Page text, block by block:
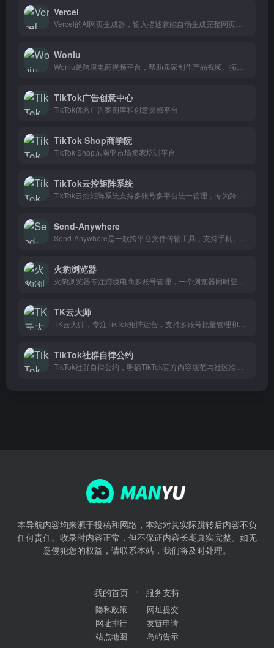
Vercel
Woniu
TikTok广告创意中心
TikTok优秀广告案例库和创意灵感平台
TikTok Shop商学院
TikTok Shop东南亚市场卖家培训平台
TikTok云控矩阵系统
Send-Anywhere
火豹浏览器
TK云大师
TikTok社群自律公约
本导航内容均来源于投稿和网络，本站对其实际跳转后内容不负
任何责任。收录时内容正常，但不保证内容长期真实完整。如无
意侵犯您的权益，请联系本站，我们将及时处理。
我的首页
隐私政策
网址排行
站点地图
服务支持
网址提交
友链申请
岛屿告示